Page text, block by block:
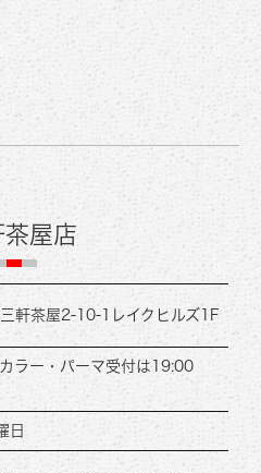
茶屋店
軒茶屋2-10-1 レイクヒルズ1F
ラー・パーマ受付は19:00
日